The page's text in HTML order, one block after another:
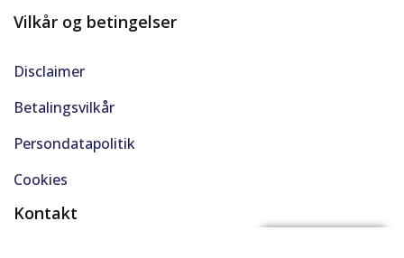
Vilkår og betingelser
Disclaimer
Betalingsvilkår
Persondatapolitik
Cookies
Kontakt